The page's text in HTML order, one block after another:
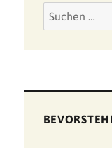
Suchen
nach: